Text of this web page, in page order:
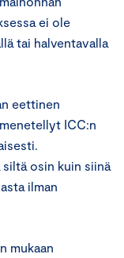
ei ole
tai halventavalla
eettinen
ICC:n
osin kuin siinä
ilman
mukaan